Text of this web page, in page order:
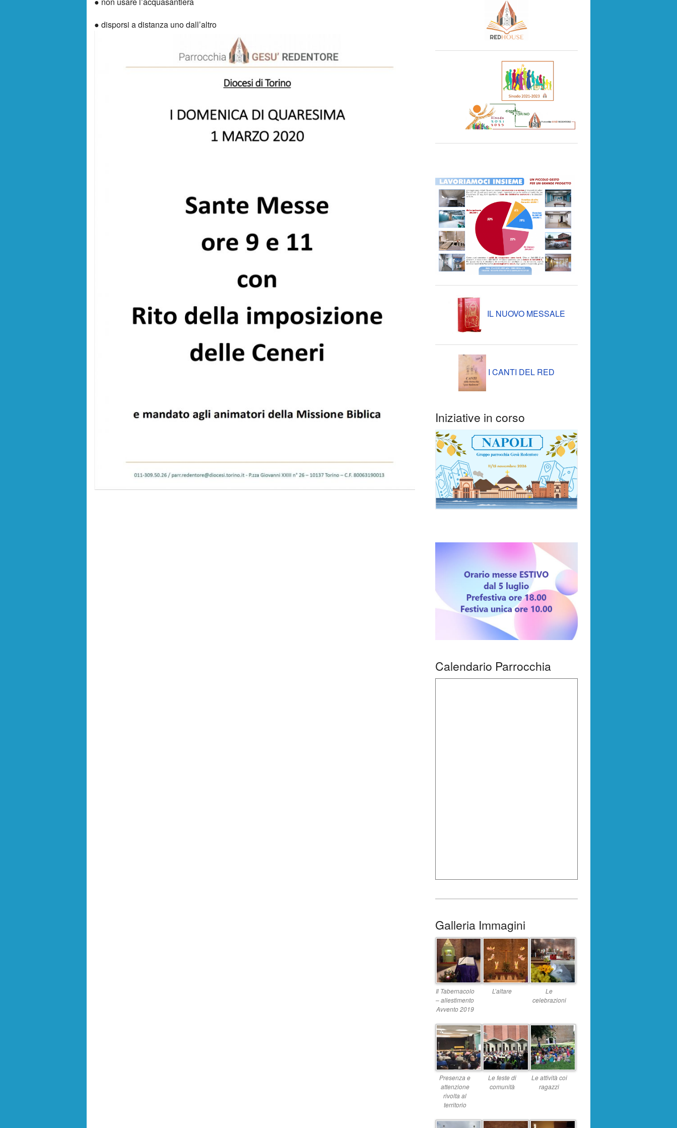
Colletta alimentare 16 novembre 2024… GRAZIE!
Voci di quartiere – 14 novembre 2024 – intervento di don
10 novembre 2024 – 74° Giornata del Ringraziamento
Voci di Quartiere
Progetto “Sale” Parrocchia Redentore…si parte
ELEZIONE NUOVO CPP
La Cappella della Custodia Eucaristica e i suoi lavori
Festa comunitaria 2023
Bergamo-Brescia: programma viaggio
C O M U N I C A T O S T A M P A Terremoto in Turchia e in Siria – febbraio 2023 COLLETTA nell’ARCIDIOCESI DI TORINO indicazioni operative
UP 19 – Incontri di preparazione al matrimonio – anno 2023
Saluto al Vescovo mons. Roberto Repole in occasione della sua visita
Domenica XVI del Tempo Ordinario – Anno C
Solennità della Consolata, il programma dettagliato delle iniziative e celebrazioni
Estate Ragazzi 22…siamo pronti!
Protocolli operativi COVID-19 per le attività parrocchiali
● disporsi a distanza uno dall’altro
IL NUOVO MESSALE
I CANTI DEL RED
Iniziative in corso
Calendario Parrocchia
Galleria Immagini
Il Tabernacolo
– allestimento
Avvento 2019
L’altare
Le
celebrazioni
Presenza e
attenzione
rivolta al
territorio
Le feste di
comunità
Le attività coi
ragazzi